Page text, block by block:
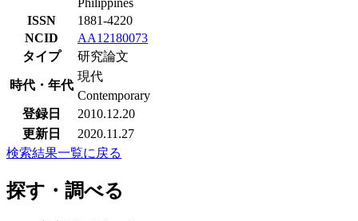
Philippines
ISSN
1881-4220
NCID
AA12180073
タイプ
研究論文
時代・年代
現代
Contemporary
登録日
2010.12.20
更新日
2020.11.27
検索結果一覧に戻る
探す・調べる